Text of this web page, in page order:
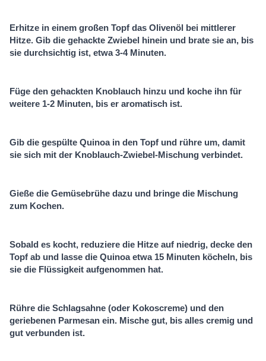
Erhitze in einem großen Topf das Olivenöl bei mittlerer
Hitze. Gib die gehackte Zwiebel hinein und brate sie an, bis
sie durchsichtig ist, etwa 3-4 Minuten.
Füge den gehackten Knoblauch hinzu und koche ihn für
weitere 1-2 Minuten, bis er aromatisch ist.
Gib die gespülte Quinoa in den Topf und rühre um, damit
sie sich mit der Knoblauch-Zwiebel-Mischung verbindet.
Gieße die Gemüsebrühe dazu und bringe die Mischung
zum Kochen.
Sobald es kocht, reduziere die Hitze auf niedrig, decke den
Topf ab und lasse die Quinoa etwa 15 Minuten köcheln, bis
sie die Flüssigkeit aufgenommen hat.
Rühre die Schlagsahne (oder Kokoscreme) und den
geriebenen Parmesan ein. Mische gut, bis alles cremig und
gut verbunden ist.